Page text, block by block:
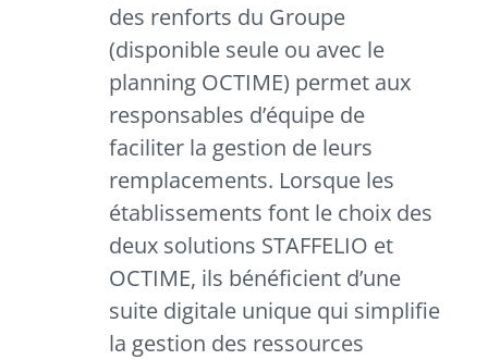
des renforts du Groupe
(disponible seule ou avec le
planning OCTIME) permet aux
responsables d’équipe de
faciliter la gestion de leurs
remplacements. Lorsque les
établissements font le choix des
deux solutions STAFFELIO et
OCTIME, ils bénéficient d’une
suite digitale unique qui simplifie
la gestion des ressources